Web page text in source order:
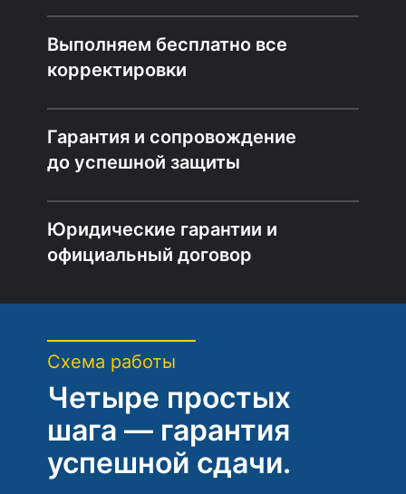
Выполняем бесплатно все
корректировки
Гарантия и сопровождение
до успешной защиты
Юридические гарантии и
официальный договор
Схема работы
Четыре простых
шага — гарантия
успешной сдачи.